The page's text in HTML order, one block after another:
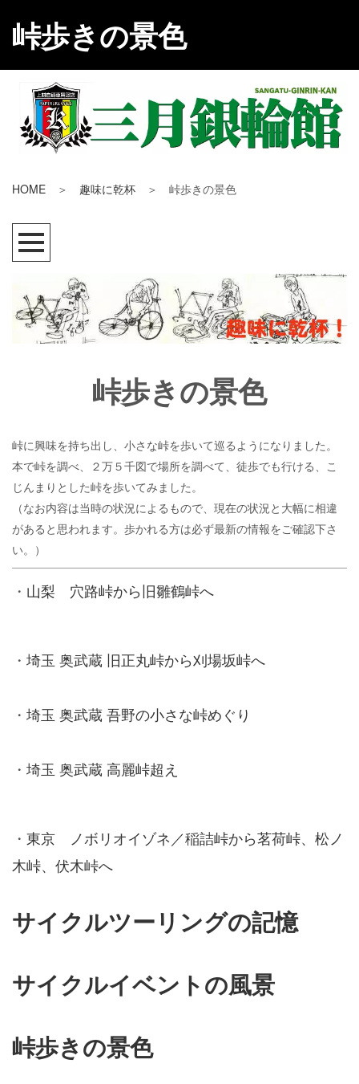
峠歩きの景色
HOME ＞ 趣味に乾杯 ＞ 峠歩きの景色
峠歩きの景色
峠に興味を持ち出し、小さな峠を歩いて巡るようになりました。
本で峠を調べ、２万５千図で場所を調べて、徒歩でも行ける、こ
じんまりとした峠を歩いてみました。
（なお内容は当時の状況によるもので、現在の状況と大幅に相違
があると思われます。歩かれる方は必ず最新の情報をご確認下さ
い。）
・ 山梨 穴路峠から旧雛鶴峠へ
・ 埼玉 奥武蔵 旧正丸峠から刈場坂峠へ
・ 埼玉 奥武蔵 吾野の小さな峠めぐり
・ 埼玉 奥武蔵 高麗峠超え
・ 東京 ノボリオイゾネ／稲詰峠から茗荷峠、松ノ
木峠、伏木峠へ
サイクルツーリングの記憶
サイクルイベントの風景
峠歩きの景色